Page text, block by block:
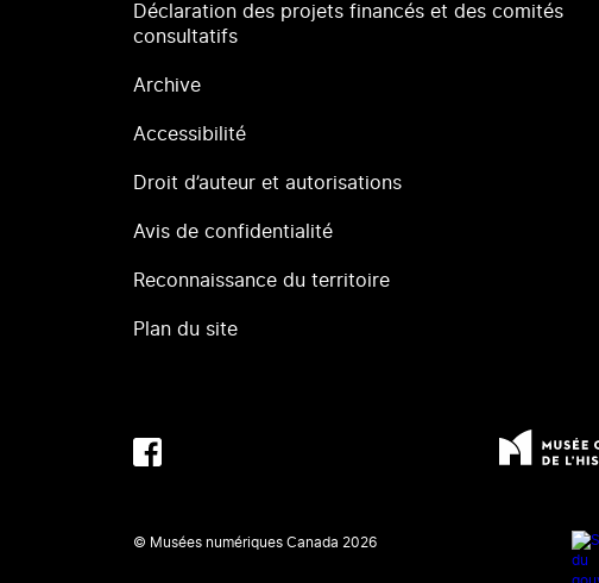
Déclaration des projets financés et des comités
consultatifs
Archive
Accessibilité
Droit d’auteur et autorisations
Avis de confidentialité
Reconnaissance du territoire
Plan du site
© Musées numériques Canada 2026